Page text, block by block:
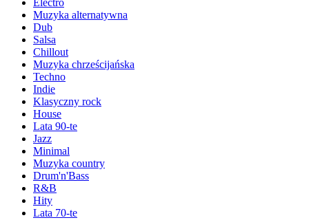
Electro
Muzyka alternatywna
Dub
Salsa
Chillout
Muzyka chrześcijańska
Techno
Indie
Klasyczny rock
House
Lata 90-te
Jazz
Minimal
Muzyka country
Drum'n'Bass
R&B
Hity
Lata 70-te